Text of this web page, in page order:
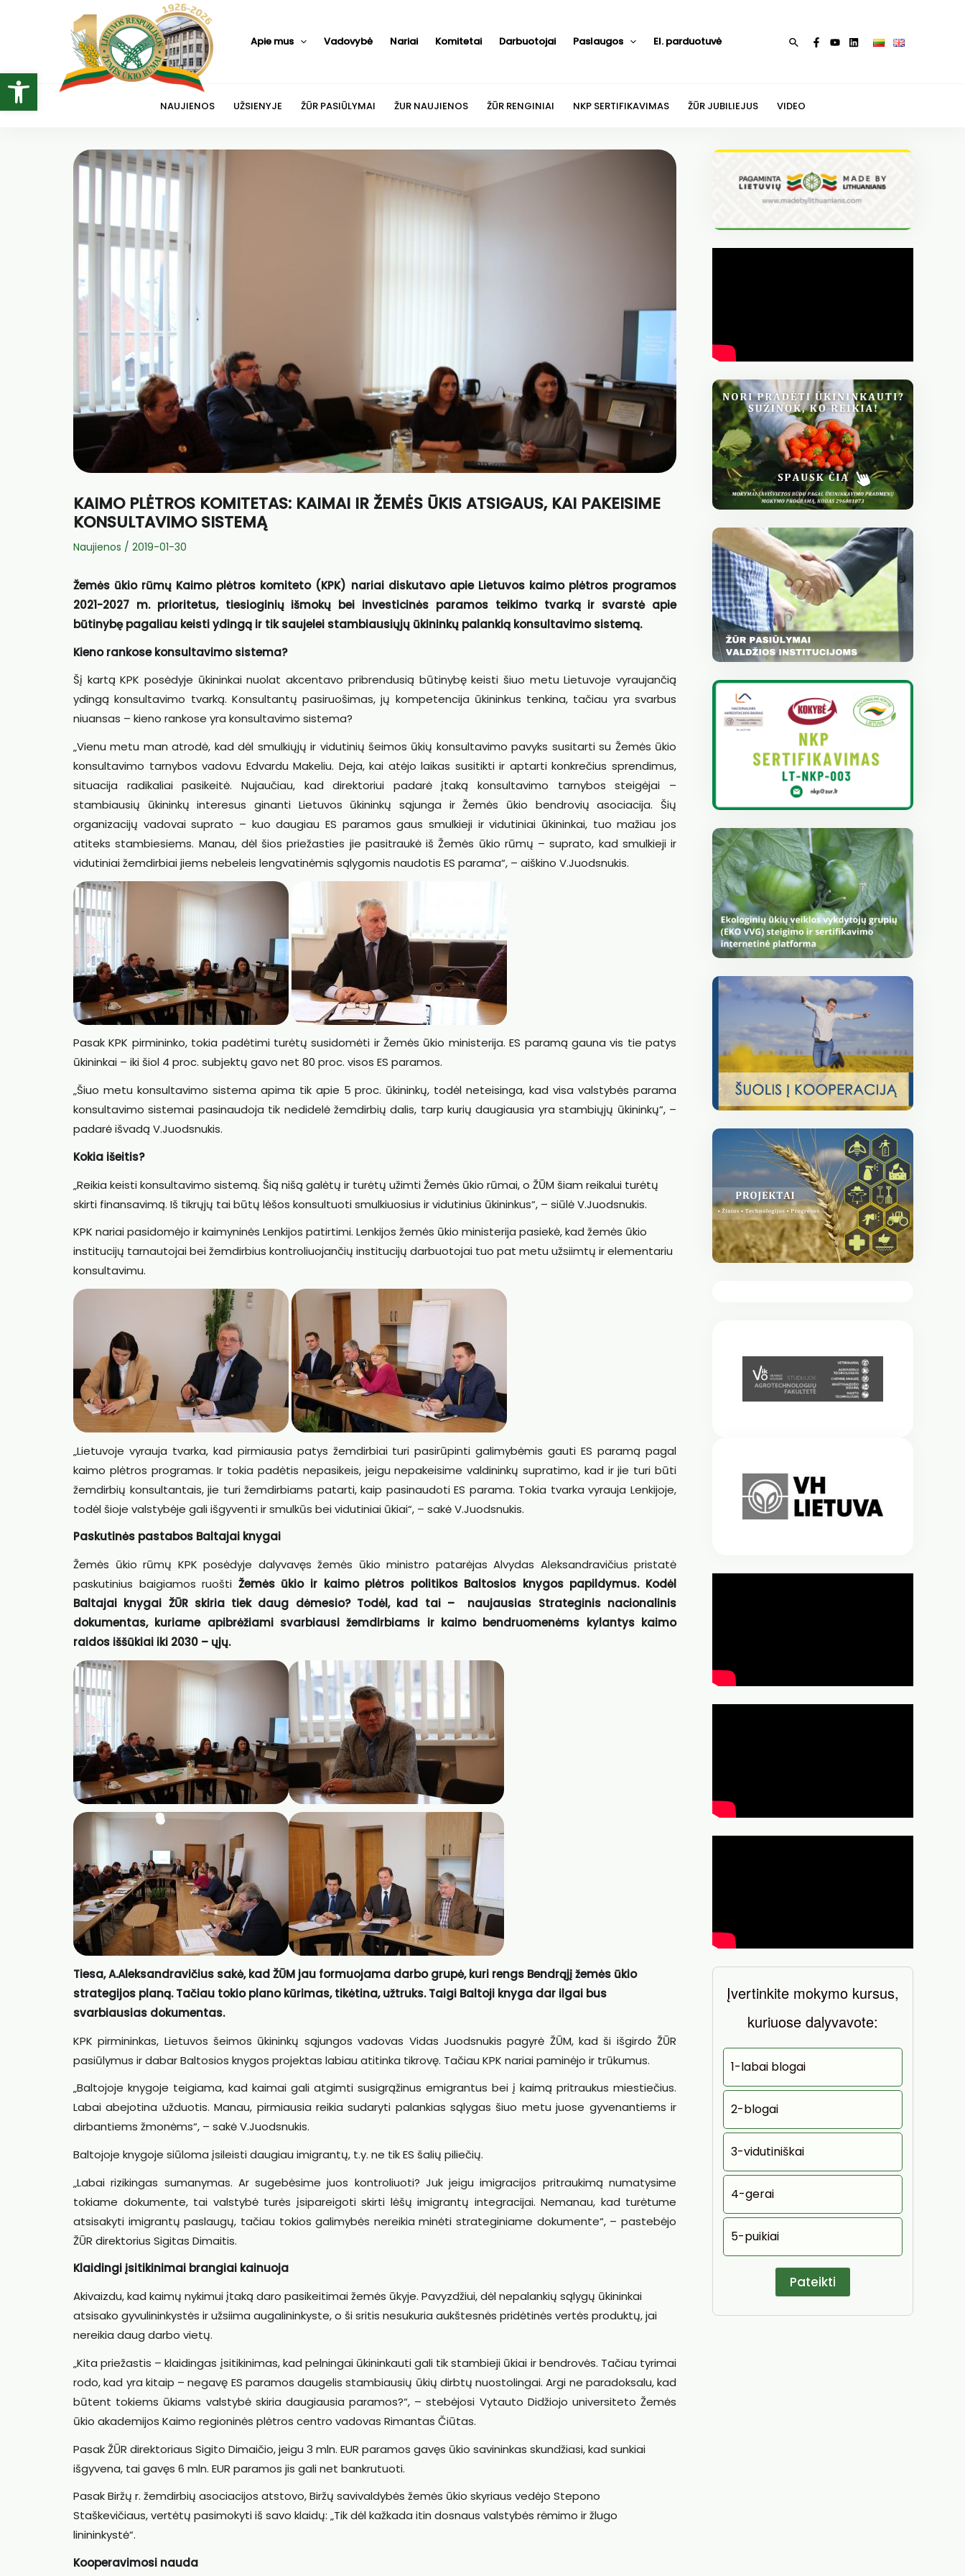
Open toolbar
Apie mus Vadovybė Nariai Komitetai Darbuotojai Paslaugos El. parduotuvė Paieška
NAUJIENOS UŽSIENYJE ŽŪR PASIŪLYMAI ŽUR NAUJIENOS ŽŪR RENGINIAI NKP SERTIFIKAVIMAS ŽŪR JUBILIEJUS VIDEO
KAIMO PLĖTROS KOMITETAS: KAIMAI IR ŽEMĖS ŪKIS ATSIGAUS, KAI PAKEISIME
KONSULTAVIMO SISTEMĄ
Naujienos / 2019-01-30
Žemės ūkio rūmų Kaimo plėtros komiteto (KPK) nariai diskutavo apie Lietuvos kaimo plėtros programos
2021-2027 m. prioritetus, tiesioginių išmokų bei investicinės paramos teikimo tvarką ir svarstė apie
būtinybę pagaliau keisti ydingą ir tik saujelei stambiausiųjų ūkininkų palankią konsultavimo sistemą.
Kieno rankose konsultavimo sistema?
Šį kartą KPK posėdyje ūkininkai nuolat akcentavo pribrendusią būtinybę keisti šiuo metu Lietuvoje vyraujančią
ydingą konsultavimo tvarką. Konsultantų pasiruošimas, jų kompetencija ūkininkus tenkina, tačiau yra svarbus
niuansas – kieno rankose yra konsultavimo sistema?
„Vienu metu man atrodė, kad dėl smulkiųjų ir vidutinių šeimos ūkių konsultavimo pavyks susitarti su Žemės ūkio
konsultavimo tarnybos vadovu Edvardu Makeliu. Deja, kai atėjo laikas susitikti ir aptarti konkrečius sprendimus,
situacija radikaliai pasikeitė. Nujaučiau, kad direktoriui padarė įtaką konsultavimo tarnybos steigėjai –
stambiausių ūkininkų interesus ginanti Lietuvos ūkininkų sąjunga ir Žemės ūkio bendrovių asociacija. Šių
organizacijų vadovai suprato – kuo daugiau ES paramos gaus smulkieji ir vidutiniai ūkininkai, tuo mažiau jos
atiteks stambiesiems. Manau, dėl šios priežasties jie pasitraukė iš Žemės ūkio rūmų – suprato, kad smulkieji ir
vidutiniai žemdirbiai jiems nebeleis lengvatinėmis sąlygomis naudotis ES parama“, – aiškino V.Juodsnukis.
Pasak KPK pirmininko, tokia padėtimi turėtų susidomėti ir Žemės ūkio ministerija. ES paramą gauna vis tie patys
ūkininkai – iki šiol 4 proc. subjektų gavo net 80 proc. visos ES paramos.
„Šiuo metu konsultavimo sistema apima tik apie 5 proc. ūkininkų, todėl neteisinga, kad visa valstybės parama
konsultavimo sistemai pasinaudoja tik nedidelė žemdirbių dalis, tarp kurių daugiausia yra stambiųjų ūkininkų“, –
padarė išvadą V.Juodsnukis.
Kokia išeitis?
„Reikia keisti konsultavimo sistemą. Šią nišą galėtų ir turėtų užimti Žemės ūkio rūmai, o ŽŪM šiam reikalui turėtų
skirti finansavimą. Iš tikrųjų tai būtų lėšos konsultuoti smulkiuosius ir vidutinius ūkininkus“, – siūlė V.Juodsnukis.
KPK nariai pasidomėjo ir kaimyninės Lenkijos patirtimi. Lenkijos žemės ūkio ministerija pasiekė, kad žemės ūkio
institucijų tarnautojai bei žemdirbius kontroliuojančių institucijų darbuotojai tuo pat metu užsiimtų ir elementariu
konsultavimu.
„Lietuvoje vyrauja tvarka, kad pirmiausia patys žemdirbiai turi pasirūpinti galimybėmis gauti ES paramą pagal
kaimo plėtros programas. Ir tokia padėtis nepasikeis, jeigu nepakeisime valdininkų supratimo, kad ir jie turi būti
žemdirbių konsultantais, jie turi žemdirbiams patarti, kaip pasinaudoti ES parama. Tokia tvarka vyrauja Lenkijoje,
todėl šioje valstybėje gali išgyventi ir smulkūs bei vidutiniai ūkiai“, – sakė V.Juodsnukis.
Paskutinės pastabos Baltajai knygai
Žemės ūkio rūmų KPK posėdyje dalyvavęs žemės ūkio ministro patarėjas Alvydas Aleksandravičius pristatė
paskutinius baigiamos ruošti Žemės ūkio ir kaimo plėtros politikos Baltosios knygos papildymus. Kodėl
Baltajai knygai ŽŪR skiria tiek daug dėmesio? Todėl, kad tai – naujausias Strateginis nacionalinis
dokumentas, kuriame apibrėžiami svarbiausi žemdirbiams ir kaimo bendruomenėms kylantys kaimo
raidos iššūkiai iki 2030 – ųjų.
Tiesa, A.Aleksandravičius sakė, kad ŽŪM jau formuojama darbo grupė, kuri rengs Bendrąjį žemės ūkio
strategijos planą. Tačiau tokio plano kūrimas, tikėtina, užtruks. Taigi Baltoji knyga dar ilgai bus
svarbiausias dokumentas.
KPK pirmininkas, Lietuvos šeimos ūkininkų sąjungos vadovas Vidas Juodsnukis pagyrė ŽŪM, kad ši išgirdo ŽŪR
pasiūlymus ir dabar Baltosios knygos projektas labiau atitinka tikrovę. Tačiau KPK nariai paminėjo ir trūkumus.
„Baltojoje knygoje teigiama, kad kaimai gali atgimti susigrąžinus emigrantus bei į kaimą pritraukus miestiečius.
Labai abejotina užduotis. Manau, pirmiausia reikia sudaryti palankias sąlygas šiuo metu juose gyvenantiems ir
dirbantiems žmonėms“, – sakė V.Juodsnukis.
Baltojoje knygoje siūloma įsileisti daugiau imigrantų, t.y. ne tik ES šalių piliečių.
„Labai rizikingas sumanymas. Ar sugebėsime juos kontroliuoti? Juk jeigu imigracijos pritraukimą numatysime
tokiame dokumente, tai valstybė turės įsipareigoti skirti lėšų imigrantų integracijai. Nemanau, kad turėtume
atsisakyti imigrantų paslaugų, tačiau tokios galimybės nereikia minėti strateginiame dokumente“, – pastebėjo
ŽŪR direktorius Sigitas Dimaitis.
Klaidingi įsitikinimai brangiai kainuoja
Akivaizdu, kad kaimų nykimui įtaką daro pasikeitimai žemės ūkyje. Pavyzdžiui, dėl nepalankių sąlygų ūkininkai
atsisako gyvulininkystės ir užsiima augalininkyste, o ši sritis nesukuria aukštesnės pridėtinės vertės produktų, jai
nereikia daug darbo vietų.
„Kita priežastis – klaidingas įsitikinimas, kad pelningai ūkininkauti gali tik stambieji ūkiai ir bendrovės. Tačiau tyrimai
rodo, kad yra kitaip – negavę ES paramos daugelis stambiausių ūkių dirbtų nuostolingai. Argi ne paradoksalu, kad
būtent tokiems ūkiams valstybė skiria daugiausia paramos?“, – stebėjosi Vytauto Didžiojo universiteto Žemės
ūkio akademijos Kaimo regioninės plėtros centro vadovas Rimantas Čiūtas.
Pasak ŽŪR direktoriaus Sigito Dimaičio, jeigu 3 mln. EUR paramos gavęs ūkio savininkas skundžiasi, kad sunkiai
išgyvena, tai gavęs 6 mln. EUR paramos jis gali net bankrutuoti.
Pasak Biržų r. žemdirbių asociacijos atstovo, Biržų savivaldybės žemės ūkio skyriaus vedėjo Stepono
Staškevičiaus, vertėtų pasimokyti iš savo klaidų: „Tik dėl kažkada itin dosnaus valstybės rėmimo ir žlugo
linininkystė“.
Kooperavimosi nauda
Įvertinkite mokymo kursus,
kuriuose dalyvavote:
1-labai blogai
2-blogai
3-vidutiniškai
4-gerai
5-puikiai